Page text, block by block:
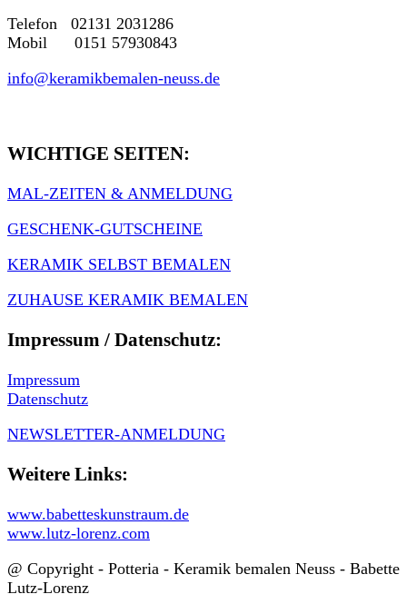
Telefon 02131 2031286
Mobil 0151 57930843
info@keramikbemalen-neuss.de
WICHTIGE SEITEN:
MAL-ZEITEN & ANMELDUNG
GESCHENK-GUTSCHEINE
KERAMIK SELBST BEMALEN
ZUHAUSE KERAMIK BEMALEN
Impressum / Datenschutz:
Impressum
Datenschutz
NEWSLETTER-ANMELDUNG
Weitere Links:
www.babetteskunstraum.de
www.lutz-lorenz.com
@ Copyright - Potteria - Keramik bemalen Neuss - Babette
Lutz-Lorenz